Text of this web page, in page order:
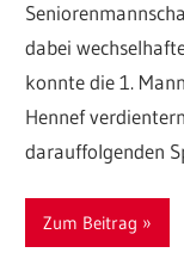
dabei
konnte die 1.
Hennef
darauffolgenden
Zum Beitrag